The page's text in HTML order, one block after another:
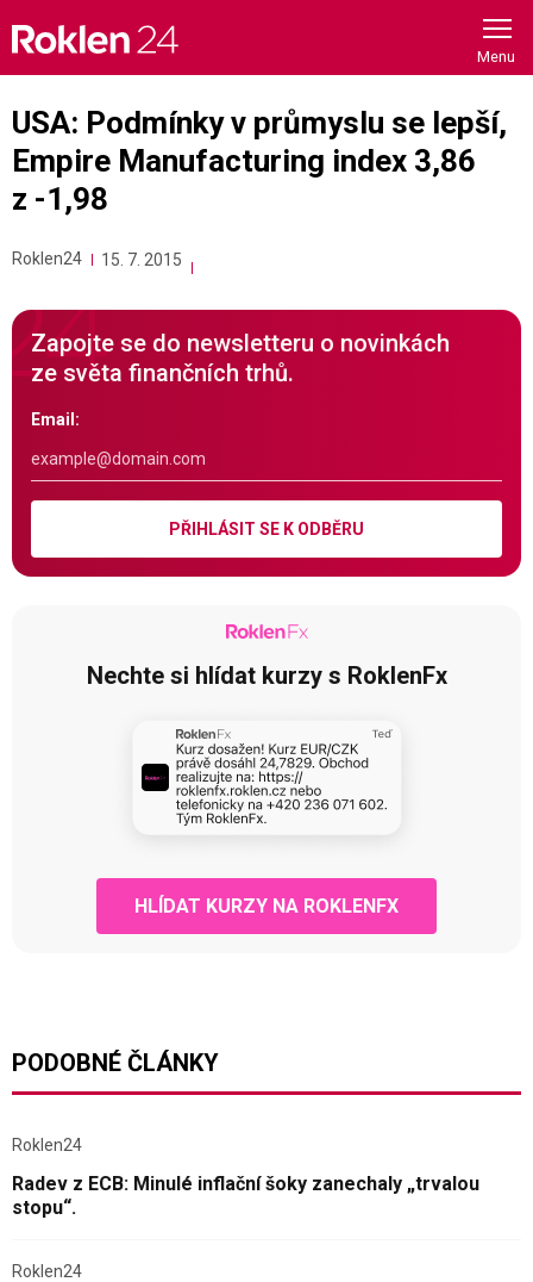
content
USA: Podmínky v průmyslu se lepší,
Empire Manufacturing index 3,86
z -1,98
Roklen24 15. 7. 2015
Zapojte se do newsletteru o novinkách
ze světa finančních trhů.
Email:
PŘIHLÁSIT SE K ODBĚRU
Nechte si hlídat kurzy s RoklenFx
HLÍDAT KURZY NA ROKLENFX
PODOBNÉ ČLÁNKY
Roklen24
Radev z ECB: Minulé inflační šoky zanechaly „trvalou
stopu“.
Roklen24